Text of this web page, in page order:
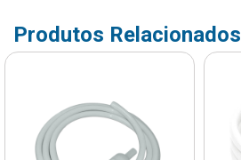
Produtos Relacionados